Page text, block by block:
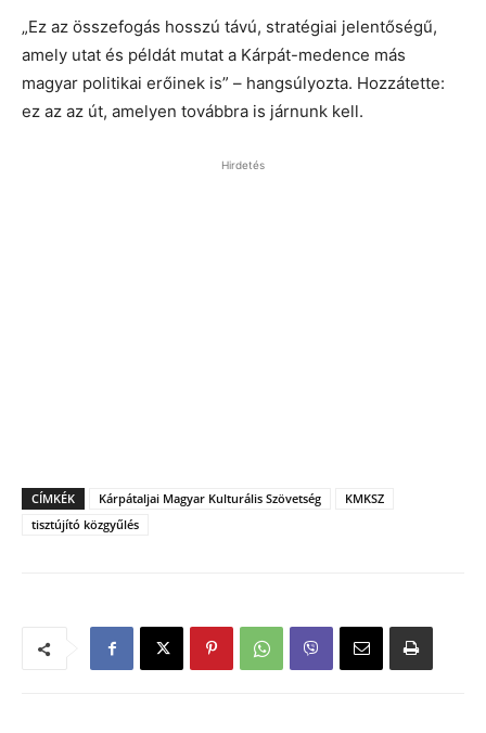
„Ez az összefogás hosszú távú, stratégiai jelentőségű,
amely utat és példát mutat a Kárpát-medence más
magyar politikai erőinek is” – hangsúlyozta. Hozzátette:
ez az az út, amelyen továbbra is járnunk kell.
Hirdetés
CÍMKÉK Kárpátaljai Magyar Kulturális Szövetség
KMKSZ
tisztújító közgyűlés